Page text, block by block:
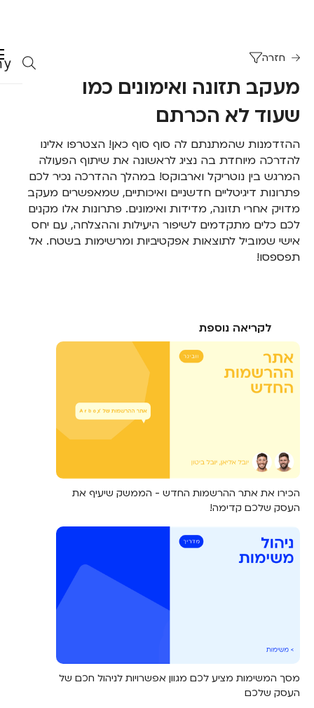
חזרה
מעקב תזונה ואימונים כמו
שעוד לא הכרתם
ההזדמנות שהמתנתם לה סוף סוף כאן! הצטרפו אלינו
להדרכה מיוחדת בה נציג לראשונה את שיתוף הפעולה
המרגש בין נוטריקל וארבוקס! במהלך ההדרכה נכיר לכם
פתרונות דיגיטליים חדשניים ואיכותיים, שמאפשרים מעקב
מדויק אחרי תזונה, מדידות ואימונים. פתרונות אלו מקנים
לכם כלים מתקדמים לשיפור היעילות וההצלחה, עם יחס
אישי שמוביל לתוצאות אפקטיביות ומרשימות בשטח. אל
תפספסו!
לקריאה נוספת
הכירו את אתר ההרשמות החדש - הממשק שיעיף את
העסק שלכם קדימה!
מסך המשימות מציע לכם מגוון אפשרויות לניהול חכם של
העסק שלכם